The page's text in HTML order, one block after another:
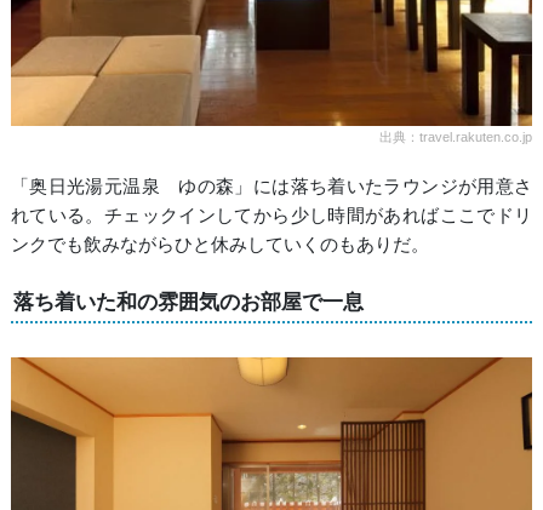
出典：travel.rakuten.co.jp
「奥日光湯元温泉 ゆの森」には落ち着いたラウンジが用意さ
れている。チェックインしてから少し時間があればここでドリ
ンクでも飲みながらひと休みしていくのもありだ。
落ち着いた和の雰囲気のお部屋で一息